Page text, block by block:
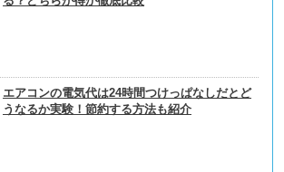
エアコンの電気代は24時間つけっぱなしだとど
うなるか実験！節約する方法も紹介